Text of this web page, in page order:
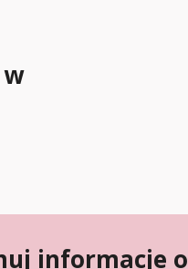
informacje o